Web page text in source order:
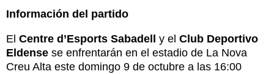
Información del partido
El Centre d’Esports Sabadell y el Club Deportivo
Eldense se enfrentarán en el estadio de La Nova
Creu Alta este domingo 9 de octubre a las 16:00